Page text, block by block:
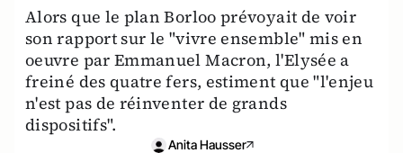
Alors que le plan Borloo prévoyait de voir
son rapport sur le "vivre ensemble" mis en
oeuvre par Emmanuel Macron, l'Elysée a
freiné des quatre fers, estiment que "l'enjeu
n'est pas de réinventer de grands
dispositifs".
Anita Hausser